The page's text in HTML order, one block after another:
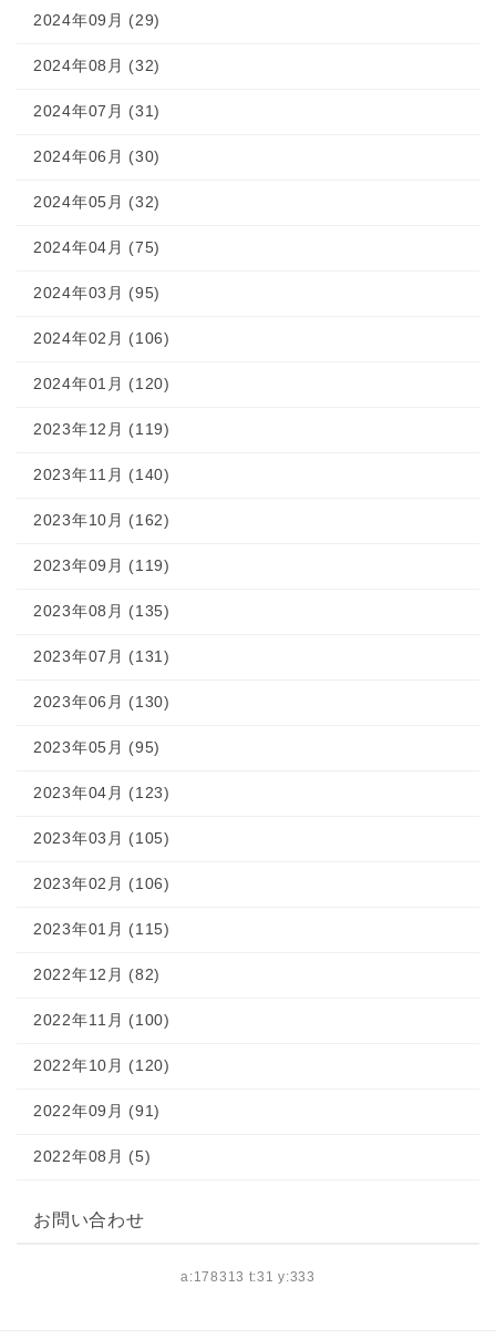
2024年09月 (29)
2024年08月 (32)
2024年07月 (31)
2024年06月 (30)
2024年05月 (32)
2024年04月 (75)
2024年03月 (95)
2024年02月 (106)
2024年01月 (120)
2023年12月 (119)
2023年11月 (140)
2023年10月 (162)
2023年09月 (119)
2023年08月 (135)
2023年07月 (131)
2023年06月 (130)
2023年05月 (95)
2023年04月 (123)
2023年03月 (105)
2023年02月 (106)
2023年01月 (115)
2022年12月 (82)
2022年11月 (100)
2022年10月 (120)
2022年09月 (91)
2022年08月 (5)
お問い合わせ
a:178313 t:31 y:333